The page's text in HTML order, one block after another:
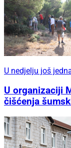
U nedjelju još
U organizaciji
čišćenja